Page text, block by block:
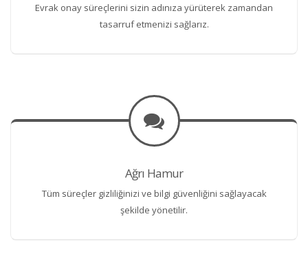
Evrak onay süreçlerini sizin adınıza yürüterek zamandan
tasarruf etmenizi sağlarız.
Ağrı Hamur
Tüm süreçler gizliliğinizi ve bilgi güvenliğini sağlayacak
şekilde yönetilir.